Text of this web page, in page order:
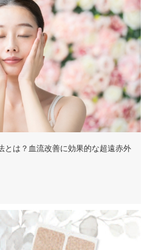
とは？血流改善に効果的な超遠赤外